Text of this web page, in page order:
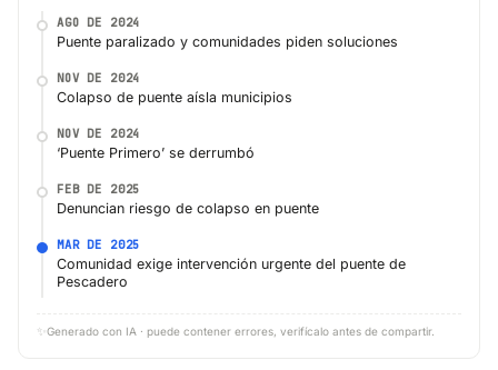
AGO DE 2024
Puente paralizado y comunidades piden soluciones
NOV DE 2024
Colapso de puente aísla municipios
NOV DE 2024
‘Puente Primero’ se derrumbó
FEB DE 2025
Denuncian riesgo de colapso en puente
MAR DE 2025
Comunidad exige intervención urgente del puente de
Pescadero
✨ Generado con IA · puede contener errores, verifícalo antes de compartir.